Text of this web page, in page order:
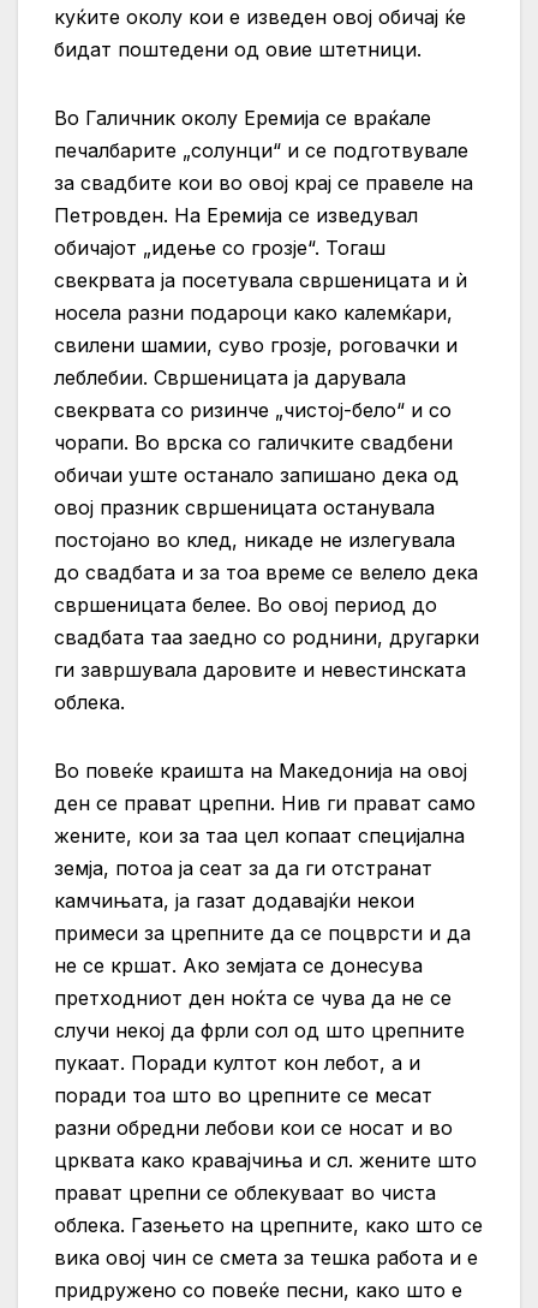
куќите околу кои е изведен овој обичај ќе
бидат поштедени од овие штетници.
Во Галичник околу Еремија се враќале
печалбарите „солунци“ и се подготвувале
за свадбите кои во овој крај се правеле на
Петровден. На Еремија се изведувал
обичајот „идење со грозје“. Тогаш
свекрвата ја посетувала свршеницата и ѝ
носела разни подароци како калемќари,
свилени шамии, суво грозје, роговачки и
леблебии. Свршеницата ја дарувала
свекрвата со ризинче „чистој-бело“ и со
чорапи. Во врска со галичките свадбени
обичаи уште останало запишано дека од
овој празник свршеницата останувала
постојано во клед, никаде не излегувала
до свадбата и за тоа време се велело дека
свршеницата белее. Во овој период до
свадбата таа заедно со роднини, другарки
ги завршувала даровите и невестинската
облека.
Во повеќе краишта на Македонија на овој
ден се прават црепни. Нив ги прават само
жените, кои за таа цел копаат специјална
земја, потоа ја сеат за да ги отстранат
камчињата, ја газат додавајќи некои
примеси за црепните да се поцврсти и да
не се кршат. Ако земјата се донесува
претходниот ден ноќта се чува да не се
случи некој да фрли сол од што црепните
пукаат. Поради култот кон лебот, а и
поради тоа што во црепните се месат
разни обредни лебови кои се носат и во
црквата како кравајчиња и сл. жените што
прават црепни се облекуваат во чиста
облека. Газењето на црепните, како што се
вика овој чин се смета за тешка работа и е
придружено со повеќе песни, како што е